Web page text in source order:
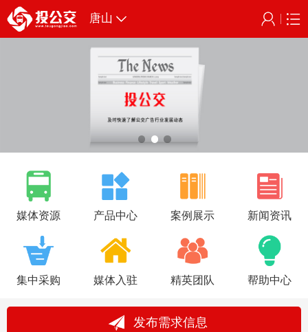
唐山
媒体资源 产品中心 案例展示 新闻资讯
集中采购 媒体入驻 精英团队 帮助中心
发布需求信息